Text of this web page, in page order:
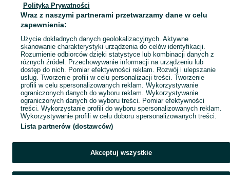
Mapa ministron
Popularne wyszukiwania
Polityka Prywatności
Wraz z naszymi partnerami przetwarzamy dane w celu
zapewnienia:
Użycie dokładnych danych geolokalizacyjnych. Aktywne
skanowanie charakterystyki urządzenia do celów identyfikacji.
Rozumienie odbiorców dzięki statystyce lub kombinacji danych z
różnych źródeł. Przechowywanie informacji na urządzeniu lub
dostęp do nich. Pomiar efektywności reklam. Rozwój i ulepszanie
usług. Tworzenie profili w celu personalizacji treści. Tworzenie
profili w celu spersonalizowanych reklam. Wykorzystywanie
ograniczonych danych do wyboru reklam. Wykorzystywanie
ograniczonych danych do wyboru treści. Pomiar efektywności
treści. Wykorzystanie profili do wyboru spersonalizowanych reklam.
Wykorzystywanie profili w celu doboru spersonalizowanych treści.
Lista partnerów (dostawców)
Akceptuj wszystkie